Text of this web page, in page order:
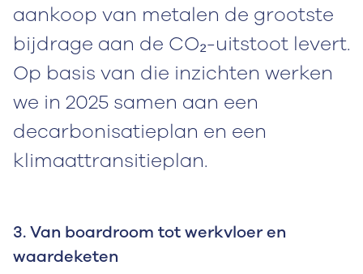
aankoop van metalen de grootste
bijdrage aan de CO₂-uitstoot levert.
Op basis van die inzichten werken
we in 2025 samen aan een
decarbonisatieplan en een
klimaattransitieplan.
3. Van boardroom tot werkvloer en
waardeketen